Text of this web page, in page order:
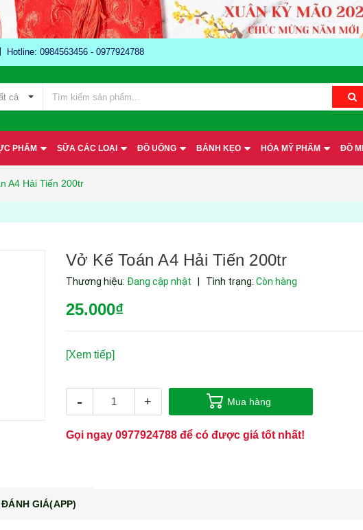
Hotline: 0984563456 - 0977924788
cả
PHẨM SỮA CÁC LOẠI ĐỒ UỐNG BÁNH KẸO HÓA MỸ PHẨM ĐỒ
A4 Hải Tiến 200tr
Vở Kế Toán A4 Hải Tiến 200tr
Thương hiệu: Đang cập nhật Tình trạng: Còn hàng
25.000₫
[Xem tiếp]
- + Mua hàng
Gọi ngay 0977924788để có được giá tốt nhất!
ĐÁNH GIÁ(APP)